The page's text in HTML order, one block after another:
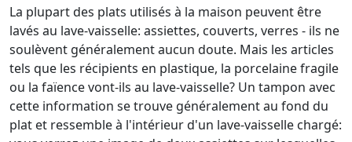
La plupart des plats utilisés à la maison peuvent être
lavés au lave-vaisselle: assiettes, couverts, verres - ils ne
soulèvent généralement aucun doute. Mais les articles
tels que les récipients en plastique, la porcelaine fragile
ou la faïence vont-ils au lave-vaisselle? Un tampon avec
cette information se trouve généralement au fond du
plat et ressemble à l'intérieur d'un lave-vaisselle chargé: